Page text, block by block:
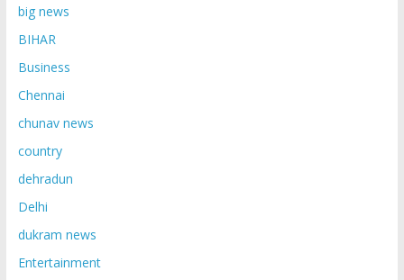
big news
BIHAR
Business
Chennai
chunav news
country
dehradun
Delhi
dukram news
Entertainment